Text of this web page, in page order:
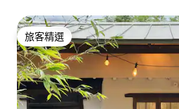
旅客精選
旅客精選